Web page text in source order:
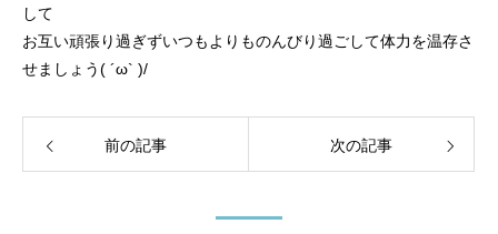
して
お互い頑張り過ぎずいつもよりものんびり過ごして体力を温存さ
せましょう( ´ω` )/
前の記事 次の記事